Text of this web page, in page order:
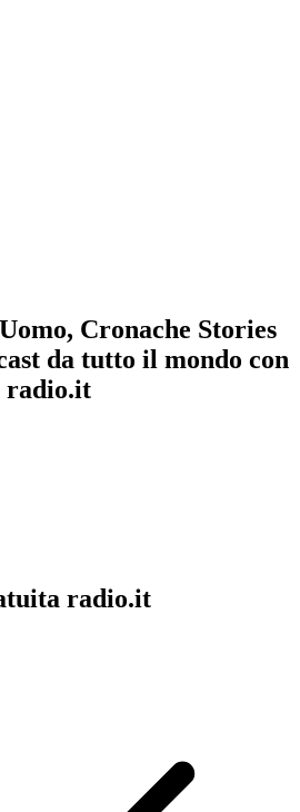
Cronache Stories
da tutto il mondo con
radio.it
radio.it